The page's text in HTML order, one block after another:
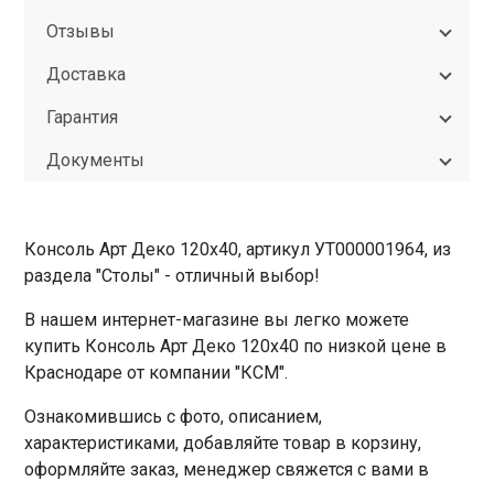
Отзывы
Доставка
Гарантия
Документы
Консоль Арт Деко 120х40, артикул УТ000001964, из
раздела "Столы" - отличный выбор!
В нашем интернет-магазине вы легко можете
купить Консоль Арт Деко 120х40 по низкой цене в
Краснодаре от компании "КСМ".
Ознакомившись с фото, описанием,
характеристиками, добавляйте товар в корзину,
оформляйте заказ, менеджер свяжется с вами в